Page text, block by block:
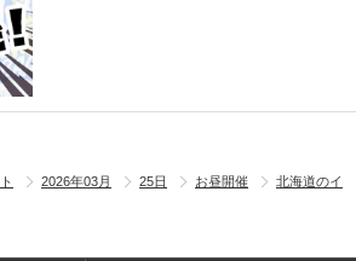
2026年03月 25日 お昼開催
北海道のイ